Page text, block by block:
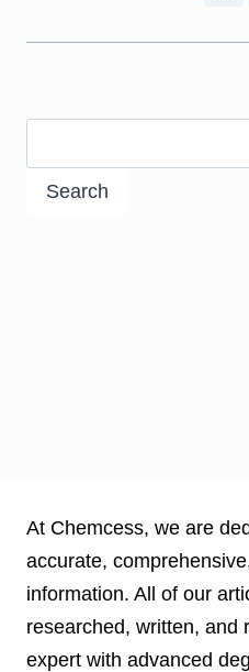
Search
At Chemcess, we are
accurate,
information. All of our
researched, written, and
expert with advanced